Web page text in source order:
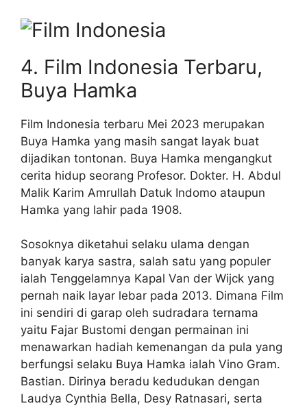
4. Film Indonesia Terbaru,
Buya Hamka
Film Indonesia terbaru Mei 2023 merupakan
Buya Hamka yang masih sangat layak buat
dijadikan tontonan. Buya Hamka mengangkut
cerita hidup seorang Profesor. Dokter. H. Abdul
Malik Karim Amrullah Datuk Indomo ataupun
Hamka yang lahir pada 1908.
Sosoknya diketahui selaku ulama dengan
banyak karya sastra, salah satu yang populer
ialah Tenggelamnya Kapal Van der Wijck yang
pernah naik layar lebar pada 2013. Dimana Film
ini sendiri di garap oleh sudradara ternama
yaitu Fajar Bustomi dengan permainan ini
menawarkan hadiah kemenangan da pula yang
berfungsi selaku Buya Hamka ialah Vino Gram.
Bastian. Dirinya beradu kedudukan dengan
Laudya Cynthia Bella, Desy Ratnasari, serta